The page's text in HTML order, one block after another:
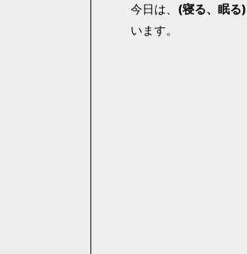
今日は、 (寝る、眠る)
います。